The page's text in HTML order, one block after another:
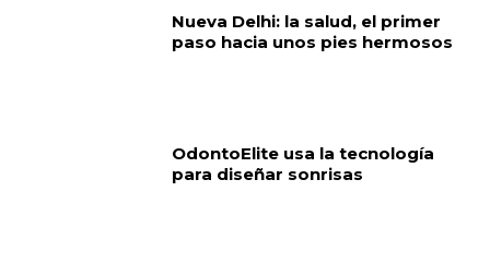
Nueva Delhi: la salud, el primer
paso hacia unos pies hermosos
OdontoElite usa la tecnología
para diseñar sonrisas